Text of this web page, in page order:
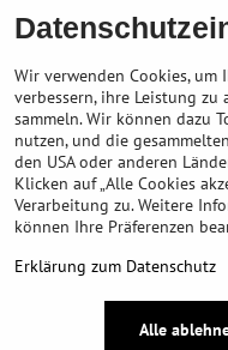
Samstag
©
Wir verwenden Cookies, um
verbessern, ihre Leistung
sammeln. Wir können dazu
nutzen, und die
den USA oder anderen
Klicken auf „Alle Cookies
Verarbeitung zu. Weitere
können Ihre Präferenzen
Erklärung zum Datenschutz
Alle